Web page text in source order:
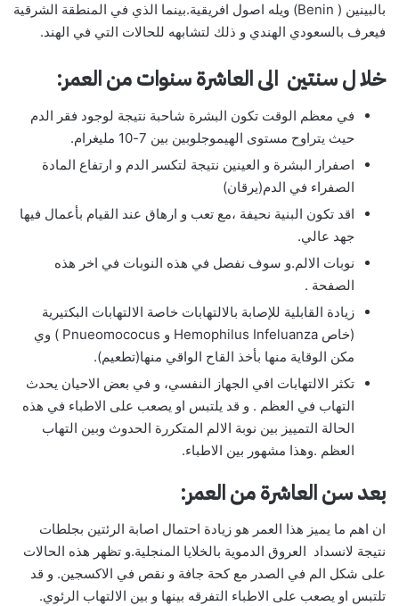
بالبينين ( Benin) ويله اصول افريقية.بينما الذي في المنطقة الشرقية
فيعرف بالسعودي الهندي و ذلك لتشابهه للحالات التي في الهند.
خلا ل سنتين الى العاشرة سنوات من العمر:
في معظم الوقت تكون البشرة شاحبة نتيجة لوجود فقر الدم
حيث يتراوح مستوى الهيموجلوبين بين 7-10 مليغرام.
اصفرار البشرة و العينين نتيجة لتكسر الدم و ارتفاع المادة
الصفراء في الدم(يرقان)
اقد تكون البنية نحيفة ،مع تعب و ارهاق عند القيام بأعمال فيها
جهد عالي.
نوبات الالم.و سوف نفصل في هذه النوبات في اخر هذه
الصفحة .
زيادة القابلية للإصابة بالالتهابات خاصة الالتهابات البكتيرية
(خاص Hemophilus Infeluanza و Pnueomococus ) وي
مكن الوقاية منها بأخذ القاح الواقي منها(تطعيم).
تكثر الالتهابات افي الجهاز النفسي، و في بعض الاحيان يحدث
التهاب في العظم . و قد يلتبس او يصعب على الاطباء في هذه
الحالة التمييز بين نوبة الالم المتكررة الحدوث وبين التهاب
العظم .وهذا مشهور بين الاطباء.
بعد سن العاشرة من العمر:
ان اهم ما يميز هذا العمر هو زيادة احتمال اصابة الرئتين بجلطات
نتيجة لانسداد العروق الدموية بالخلايا المنجلية.و تظهر هذه الحالات
على شكل الم في الصدر مع كحة جافة و نقص في الاكسجين. و قد
تلتبس او يصعب على الاطباء التفرقه بينها و بين الالتهاب الرئوي.